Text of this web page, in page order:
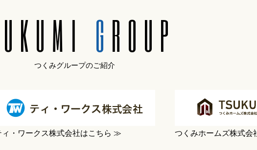
GROUP
つくみグループのご紹介
ィ・ワークス株式会社はこちら ≫ つくみホームズ株式